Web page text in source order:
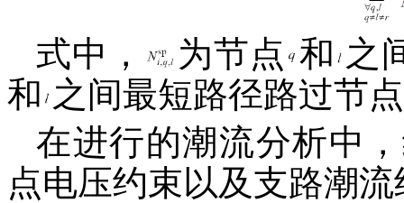
式中， 为节点 和 之
和 之间最短路径路过节点
在进行的潮流分析中
点电压约束以及支路潮